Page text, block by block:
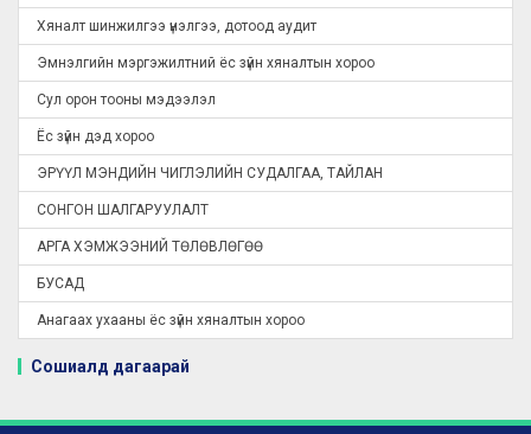
Хяналт шинжилгээ үнэлгээ, дотоод аудит
Эмнэлгийн мэргэжилтний ёс зүйн хяналтын хороо
Сул орон тооны мэдээлэл
Ёс зүйн дэд хороо
ЭРҮҮЛ МЭНДИЙН ЧИГЛЭЛИЙН СУДАЛГАА, ТАЙЛАН
СОНГОН ШАЛГАРУУЛАЛТ
АРГА ХЭМЖЭЭНИЙ ТӨЛӨВЛӨГӨӨ
БУСАД
Анагаах ухааны ёс зүйн хяналтын хороо
Сошиалд дагаарай